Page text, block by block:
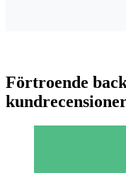
Förtroende